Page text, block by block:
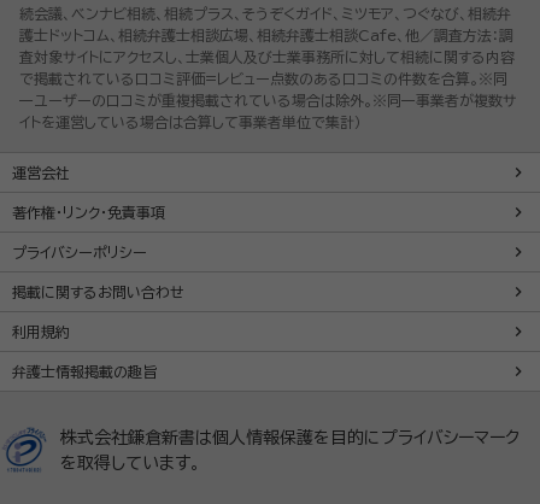
続会議、ベンナビ相続、相続プラス、そうぞくガイド、ミツモア、つぐなび、相続弁
護士ドットコム、相続弁護士相談広場、相続弁護士相談Cafe、他／調査方法：調
査対象サイトにアクセスし、士業個人及び士業事務所に対して相続に関する内容
で掲載されている口コミ評価=レビュー点数のある口コミの件数を合算。※同
一ユーザーの口コミが重複掲載されている場合は除外。※同一事業者が複数サ
イトを運営している場合は合算して事業者単位で集計）
運営会社
著作権・リンク・免責事項
プライバシーポリシー
掲載に関するお問い合わせ
利用規約
弁護士情報掲載の趣旨
株式会社鎌倉新書は個人情報保護を目的にプライバシーマーク
を取得しています。